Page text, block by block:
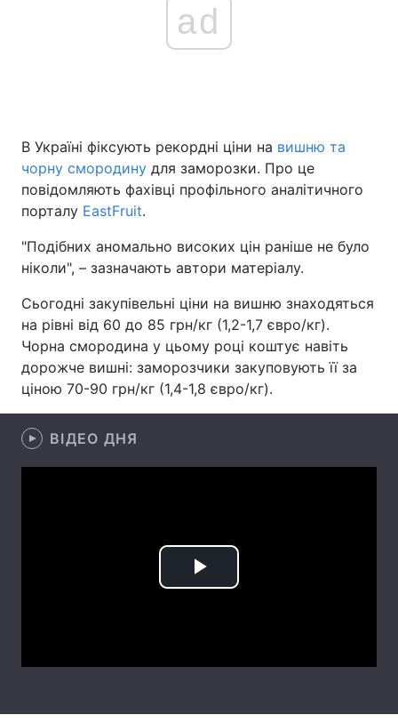
Головна Війна
Україна Політика
Спорт Наука
Техно і зв'язок Лайт
Зброя Інциденти
Здоров'я Туризм
Цікавинки
Екологія Регіони
Послуги
ad
В Україні фіксують рекордні ціни на вишню та
чорну смородину для заморозки. Про це
повідомляють фахівці профільного аналітичного
порталу EastFruit.
"‎Подібних аномально високих цін раніше не було
ніколи"‎, – зазначають автори матеріалу.
Сьогодні закупівельні ціни на вишню знаходяться
на рівні від 60 до 85 грн/кг (1,2-1,7 євро/кг).
Чорна смородина у цьому році коштує навіть
дорожче вишні: заморозчики закуповують її за
ціною 70-90 грн/кг (1,4-1,8 євро/кг).
ВІДЕО ДНЯ
Play